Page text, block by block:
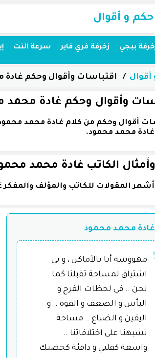
حكم و أقوال
ببجي زخرفة فري فاير سرعة النت
اقتباسات وأقوال وحكم
وأقوال وحكم غادة محمد
غادة محمد محمود.
الكاتب غادة محمد
المقولات للكاتب والمؤلف
غادة محمد محمود
مهووسة أنا بالأماكن ، و بي
اشتياق لمساحة تقبلنا كما
نحن .. في لحظات الفرح و
اليأس و الضعف و القوة .. و
اليقين و الضياع .. مساحة
تشبهنا على اختلافاتنا ..
واسعة كقلبي و دافئة كحضنك